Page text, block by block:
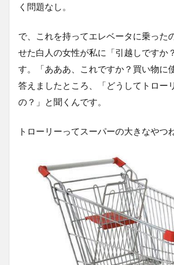
く問題なし。
で、これを持ってエレベータに乗った
せた白人の女性が私に「引越しですか
す。「あああ、これですか？買い物に
答えましたところ、「どうしてトロー
の？」と聞くんです。
トローリーってスーパーの大きなやつね